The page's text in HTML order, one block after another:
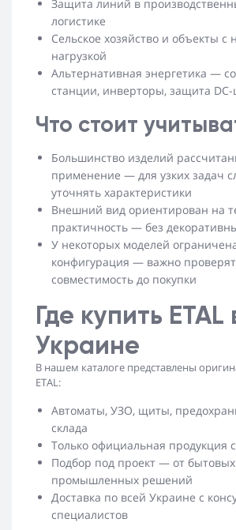
Защита линий в
логистике
Сельское хозяйство и объекты с
нагрузкой
Альтернативная энергетика —
станции, инверторы, защита
Что стоит
Большинство изделий
применение — для узких задач
уточнять характеристики
Внешний вид ориентирован на
практичность — без
У некоторых моделей
конфигурация — важно
совместимость до покупки
Где купить ETAL
Украине
В нашем каталоге представлены
ETAL:
Автоматы, УЗО, щиты,
склада
Только официальная продукция
Подбор под проект — от
промышленных решений
Доставка по всей Украине с
специалистов